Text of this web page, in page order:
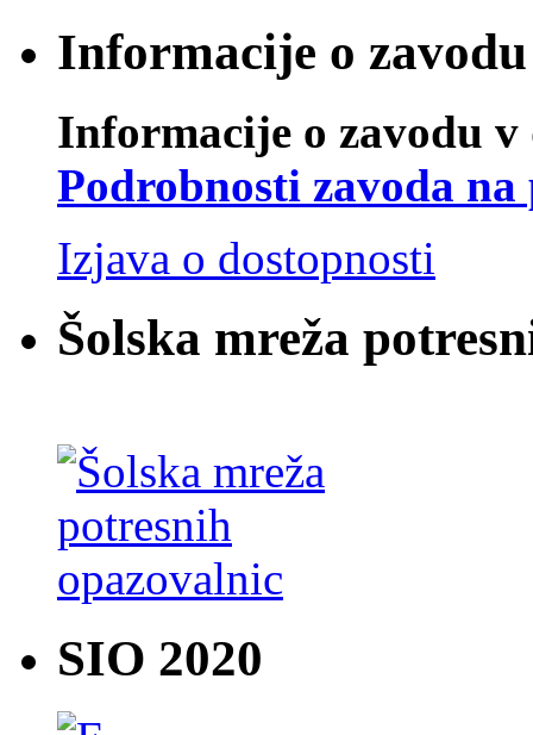
Informacije o
Informacije o zavodu
Podrobnosti zavoda
Izjava o dostopnosti
Šolska mreža
SIO 2020